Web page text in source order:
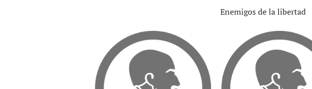
Enemigos de la libertad